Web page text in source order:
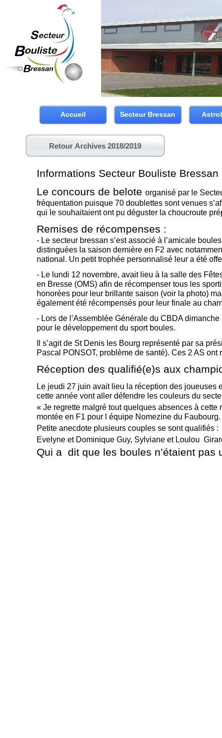
Accueil Secteur Bressan
Informations Secteur Bouliste Bressan
Le concours de belote organisé par le
fréquentation puisque 70 doublettes sont venues
qui le souhaitaient ont pu déguster la choucroute
Remises de récompenses :
- Le secteur bressan s’est associé à l’amicale
distinguées la saison dernière en F2 avec
national. Un petit trophée personnalisé leur a été
- Le lundi 12 novembre, avait lieu à la salle des
en Bresse (OMS) afin de récompenser tous les
honorées pour leur brillante saison (voir la photo)
également été récompensés pour leur finale au
- Lors de l’Assemblée Générale du CBDA
pour le développement du sport boules.
Il s’agit de St Denis les Bourg représenté par sa
Pascal PONSOT, problème de santé). Ces 2 AS
Réception des qualifié(e)s aux
Le jeudi 27 juin avait lieu la réception des
cette année vont aller défendre les couleurs du
« Je regrette malgré tout quelques absences à
montée en F1 pour l équipe Nomezine du
Petite anecdote plusieurs couples se sont qualifiés :
Evelyne et Dominique Guy, Sylviane et Loulou
Qui a dit que les boules n’étaient pas
Retour Archives 2018/2019